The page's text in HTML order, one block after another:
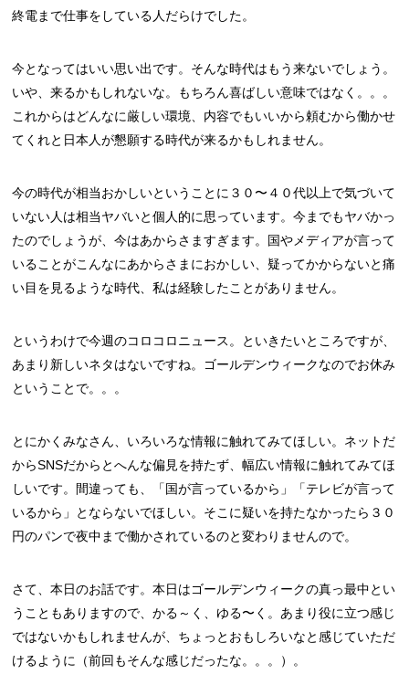
終電まで仕事をしている人だらけでした。
今となってはいい思い出です。そんな時代はもう来ないでしょう。
いや、来るかもしれないな。もちろん喜ばしい意味ではなく。。。
これからはどんなに厳しい環境、内容でもいいから頼むから働かせ
てくれと日本人が懇願する時代が来るかもしれません。
今の時代が相当おかしいということに３０〜４０代以上で気づいて
いない人は相当ヤバいと個人的に思っています。今までもヤバかっ
たのでしょうが、今はあからさますぎます。国やメディアが言って
いることがこんなにあからさまにおかしい、疑ってかからないと痛
い目を見るような時代、私は経験したことがありません。
というわけで今週のコロコロニュース。といきたいところですが、
あまり新しいネタはないですね。ゴールデンウィークなのでお休み
ということで。。。
とにかくみなさん、いろいろな情報に触れてみてほしい。ネットだ
からSNSだからとへんな偏見を持たず、幅広い情報に触れてみてほ
しいです。間違っても、「国が言っているから」「テレビが言って
いるから」とならないでほしい。そこに疑いを持たなかったら３０
円のパンで夜中まで働かされているのと変わりませんので。
さて、本日のお話です。本日はゴールデンウィークの真っ最中とい
うこともありますので、かる～く、ゆる〜く。あまり役に立つ感じ
ではないかもしれませんが、ちょっとおもしろいなと感じていただ
けるように（前回もそんな感じだったな。。。）。